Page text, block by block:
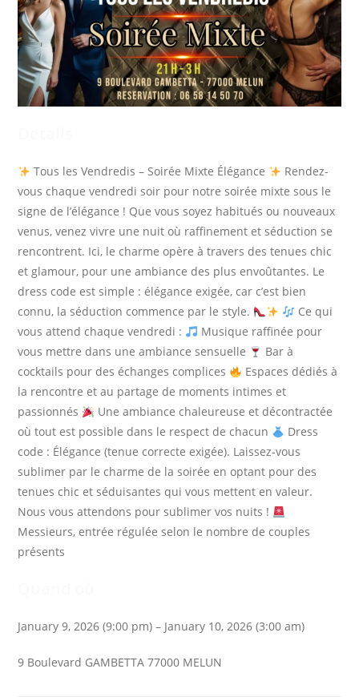
Tous les Vendredis – Soirée Mixte Élégance
Rendez-
vous chaque vendredi soir pour notre soirée mixte sous le
signe de l’élégance ! Que vous soyez habitués ou nouveaux
venus, venez vivre une nuit où raffinement et séduction se
rencontrent. Ici, le charme opère à travers des tenues chic
et glamour, pour une ambiance des plus envoûtantes. Le
dress code est simple : élégance exigée, car c’est bien
connu, la séduction commence par le style.
Ce qui
vous attend chaque vendredi :
Musique raffinée pour
vous mettre dans une ambiance sensuelle
Bar à
cocktails pour des échanges complices
Espaces dédiés à
la rencontre et au partage de moments intimes et
passionnés
Une ambiance chaleureuse et décontractée
où tout est possible dans le respect de chacun
Dress
code : Élégance (tenue correcte exigée). Laissez-vous
sublimer par le charme de la soirée en optant pour des
tenues chic et séduisantes qui vous mettent en valeur.
Nous vous attendons pour sublimer vos nuits !
Messieurs, entrée régulée selon le nombre de couples
présents
January 9, 2026 (9:00 pm) – January 10, 2026 (3:00 am)
9 Boulevard GAMBETTA 77000 MELUN